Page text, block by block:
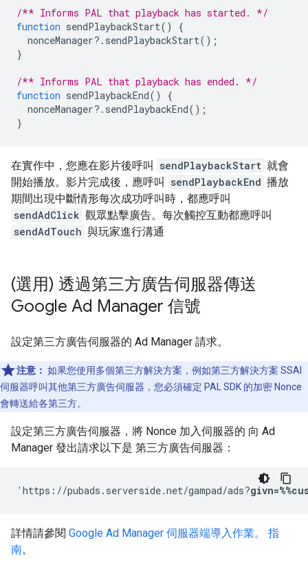
/** Informs PAL that playback has started. */
function sendPlaybackStart()
{
nonceManager? . sendPlaybackStart();
}
/** Informs PAL that playback has ended. */
function sendPlaybackEnd()
{
nonceManager? . sendPlaybackEnd();
}
在實作中，您應在影片後呼叫 sendPlaybackStart 就會
開始播放。影片完成後，應呼叫
sendPlaybackEnd 播放
期間出現中斷情形每次成功呼叫時，都應呼叫
sendAdClick 觀眾點擊廣告。每次觸控互動都應呼叫
sendAdTouch 與玩家進行溝通
(選用) 透過第三方廣告伺服器傳送
Google Ad Manager 信號
設定第三方廣告伺服器的 Ad Manager 請求。
注意： 如果您使用多個第三方解決方案，例如第三方解決方案 SSAI
伺服器呼叫其他第三方廣告伺服器，您必須確定 PAL SDK 的加密 Nonce
會轉送給各第三方。
設定第三方廣告伺服器，將 Nonce 加入伺服器的 向 Ad
Manager 發出請求以下是 第三方廣告伺服器：
'https://pubads.serverside.net/gampad/ads?
詳情請參閱 Google Ad Manager 伺服器端導入作業。 指
南。